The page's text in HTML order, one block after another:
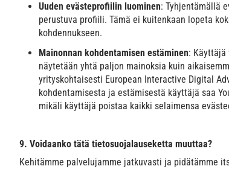
Uuden evästeprofiilin luominen: Tyhjentämällä
perustuva profiili. Tämä ei kuitenkaan lopeta
kohdennukseen.
Mainonnan kohdentamisen estäminen: Käyttäjä
näytetään yhtä paljon mainoksia kuin
yrityskohtaisesti European Interactive Digital
kohdentamisesta ja estämisestä käyttäjä saa
mikäli käyttäjä poistaa kaikki selaimensa
9. Voidaanko tätä tietosuojalauseketta muuttaa?
Kehitämme palvelujamme jatkuvasti ja pidätämme